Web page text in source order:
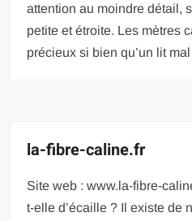
attention au moindre détail,
petite et étroite. Les mètres
précieux si bien qu’un lit mal
la-fibre-caline.fr
Site web : www.la-fibre-
t-elle d’écaille ? Il existe de